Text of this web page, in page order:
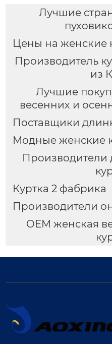
Лучшие
Цены на женские
Производитель
из
Лучшие
весенних и
Поставщики
Модные женские
Куртка 2 фабрика
Производители
OEM женская